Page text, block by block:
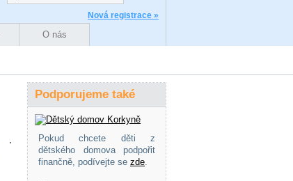
Nová registrace »
O nás
Podporujeme také
Pokud chcete děti z
dětského domova podpořit
finančně, podívejte se zde.